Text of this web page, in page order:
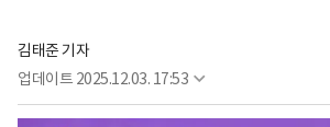
김태준 기자
업데이트 2025.12.03. 17:53